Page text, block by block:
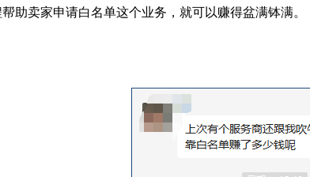
助卖家申请白名单这个业务，就可以赚得盆满钵满。